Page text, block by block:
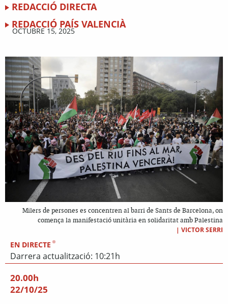
REDACCIÓ DIRECTA
REDACCIÓ PAÍS VALENCIÀ
OCTUBRE 15, 2025
Milers de persones es concentren al barri de Sants de Barcelona, on
comença la manifestació unitària en solidaritat amb Palestina
| VICTOR SERRI
EN DIRECTE
Darrera actualització: 10:21h
20.00h
22/10/25